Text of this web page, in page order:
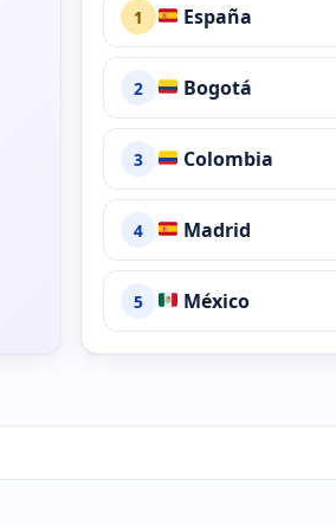
1 España
2 Bogotá
3 Colombia
4 Madrid
5 México